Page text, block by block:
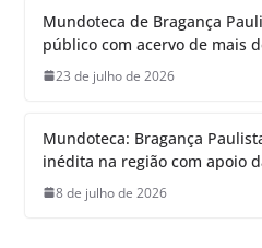
Mundoteca de Bragança
público com acervo de mais
23 de julho de 2026
Mundoteca: Bragança
inédita na região com apoio
8 de julho de 2026